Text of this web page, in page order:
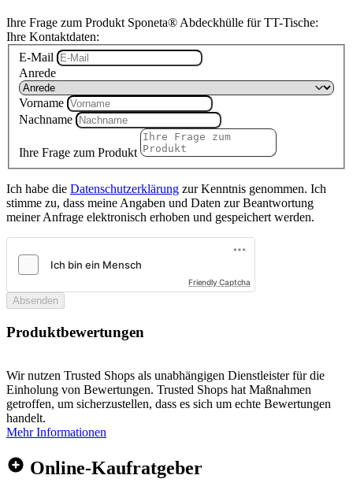
Ihre Frage zum Produkt Sponeta® Abdeckhülle für TT-Tische:
Ihre Kontaktdaten:
E-Mail
Anrede
Vorname
Nachname
Ihre Frage zum Produkt
Ich habe die Datenschutzerklärung zur Kenntnis genommen. Ich
stimme zu, dass meine Angaben und Daten zur Beantwortung
meiner Anfrage elektronisch erhoben und gespeichert werden.
Friendly Captcha
Absenden
Produktbewertungen
Wir nutzen Trusted Shops als unabhängigen Dienstleister für die
Einholung von Bewertungen. Trusted Shops hat Maßnahmen
getroffen, um sicherzustellen, dass es sich um echte Bewertungen
handelt.
Mehr Informationen
Online-Kaufratgeber